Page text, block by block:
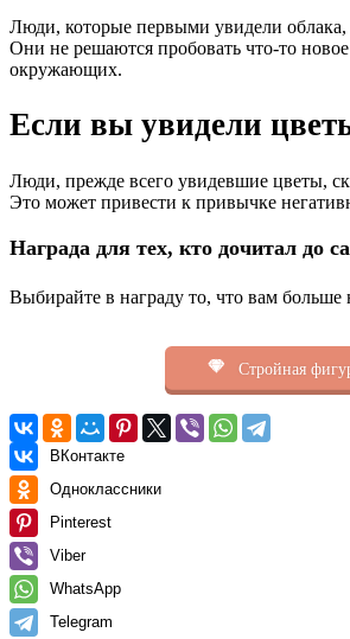
Люди, которые первыми увидели
Они не решаются пробовать что-то
окружающих.
Если вы увидели
Люди, прежде всего увидевшие цветы,
Это может привести к привычке
Награда для тех, кто дочитал до
Выбирайте в награду то, что вам
Стройная
ВКонтакте
Одноклассники
Pinterest
Viber
WhatsApp
Telegram